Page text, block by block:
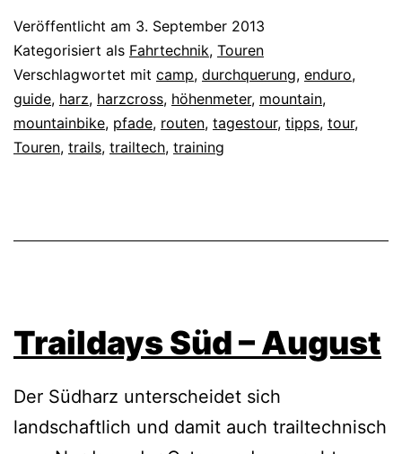
Veröffentlicht am 3. September 2013
Kategorisiert als Fahrtechnik, Touren
Verschlagwortet mit camp, durchquerung, enduro,
guide, harz, harzcross, höhenmeter, mountain,
mountainbike, pfade, routen, tagestour, tipps, tour,
Touren, trails, trailtech, training
Traildays Süd – August
Der Südharz unterscheidet sich
landschaftlich und damit auch trailtechnisch